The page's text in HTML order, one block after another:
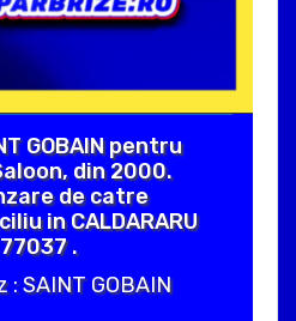
GOBAIN pentru
din 2000.
de catre
in CALDARARU
.
SAINT GOBAIN